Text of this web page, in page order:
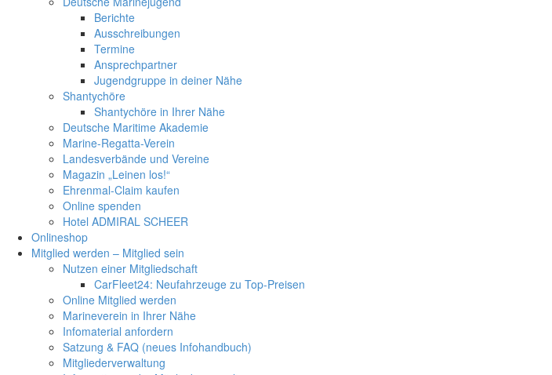
Berichte
Ausschreibungen
Termine
Ansprechpartner
Jugendgruppe in deiner Nähe
Shantychöre
Shantychöre in Ihrer Nähe
Deutsche Maritime Akademie
Marine-Regatta-Verein
Landesverbände und Vereine
Magazin „Leinen los!“
Ehrenmal-Claim kaufen
Online spenden
Hotel ADMIRAL SCHEER
Onlineshop
Mitglied werden – Mitglied sein
Nutzen einer Mitgliedschaft
CarFleet24: Neufahrzeuge zu Top-Preisen
Online Mitglied werden
Marineverein in Ihrer Nähe
Infomaterial anfordern
Satzung & FAQ (neues Infohandbuch)
Mitgliederverwaltung